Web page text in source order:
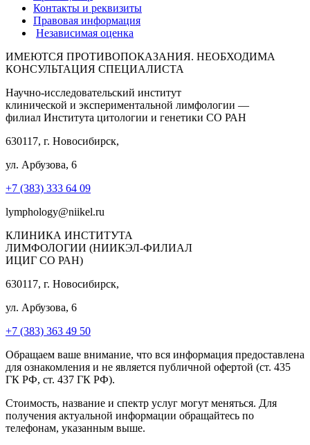
Контакты и реквизиты
Правовая информация
Независимая оценка
ИМЕЮТСЯ ПРОТИВОПОКАЗАНИЯ. НЕОБХОДИМА
КОНСУЛЬТАЦИЯ СПЕЦИАЛИСТА
Научно-исследовательский институт
клинической и экспериментальной лимфологии —
филиал Института цитологии и генетики СО РАН
630117, г. Новосибирск,
ул. Арбузова, 6
+7 (383) 333 64 09
lymphology@niikel.ru
КЛИНИКА ИНСТИТУТА
ЛИМФОЛОГИИ (НИИКЭЛ-ФИЛИАЛ
ИЦИГ СО РАН)
630117, г. Новосибирск,
ул. Арбузова, 6
+7 (383) 363 49 50
Обращаем ваше внимание, что вся информация предоставлена
для ознакомления и не является публичной офертой (ст. 435
ГК РФ, ст. 437 ГК РФ).
Стоимость, название и спектр услуг могут меняться. Для
получения актуальной информации обращайтесь по
телефонам, указанным выше.